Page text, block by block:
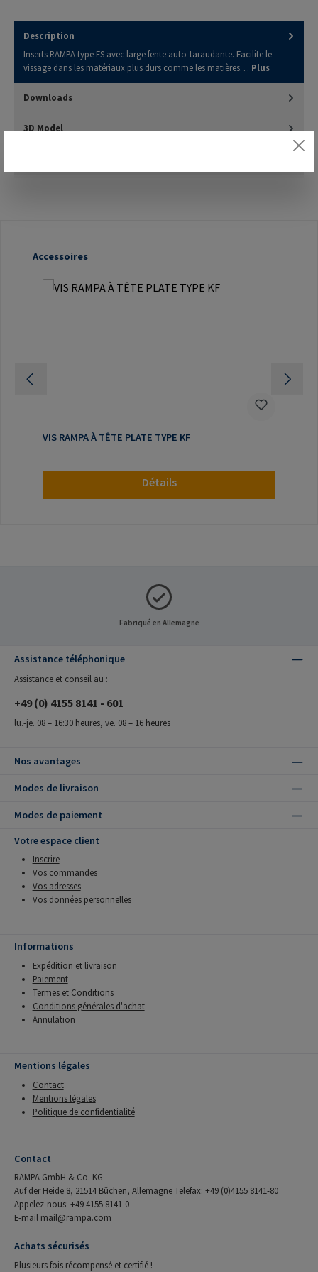
Description
Inserts RAMPA type ES avec large fente auto-taraudante. Facilite le
vissage dans les matériaux plus durs comme les matières… Plus
Downloads
3D Model
Ignorer la galerie de produits
Accessoires
VIS RAMPA À TÊTE PLATE TYPE KF
Détails
Fabriqué en Allemagne
Assistance téléphonique
Assistance et conseil au :
+49 (0) 4155 8141 - 601
lu.-je. 08 – 16:30 heures, ve. 08 – 16 heures
Nos avantages
Modes de livraison
Modes de paiement
Votre espace client
Inscrire
Vos commandes
Vos adresses
Vos données personnelles
Informations
Expédition et livraison
Paiement
Termes et Conditions
Conditions générales d'achat
Annulation
Mentions légales
Contact
Mentions légales
Politique de confidentialité
Contact
RAMPA GmbH & Co. KG
Auf der Heide 8, 21514 Büchen, Allemagne Telefax: +49 (0)4155 8141-80
Appelez-nous: +49 4155 8141-0
E-mail mail@rampa.com
Achats sécurisés
Plusieurs fois récompensé et certifié !